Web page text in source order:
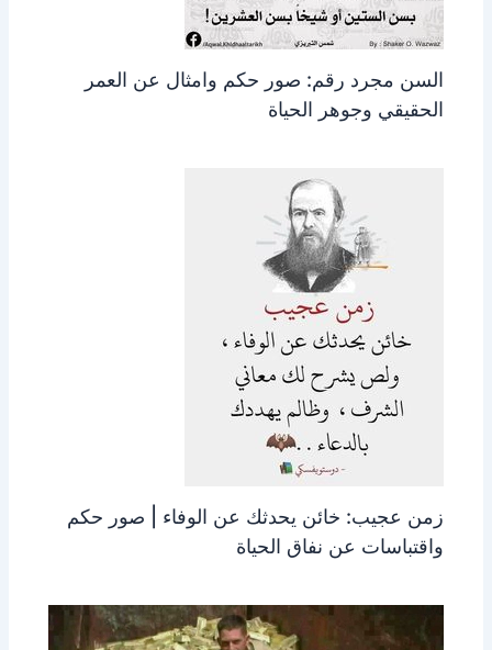
السن مجرد رقم: صور حكم وامثال عن العمر
الحقيقي وجوهر الحياة
زمن عجيب: خائن يحدثك عن الوفاء | صور حكم
واقتباسات عن نفاق الحياة